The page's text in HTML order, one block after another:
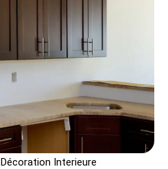
Décoration Interieure